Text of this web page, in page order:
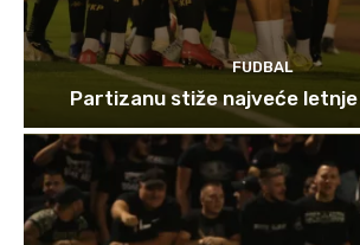
FUDBAL
Partizanu stiže najveće